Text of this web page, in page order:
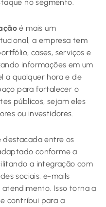
no segmento.
é mais um
a empresa tem
cases, serviços e
informações em um
a qualquer hora e de
para fortalecer o
públicos, sejam eles
ou investidores.
destacada entre os
conforme a
a integração com
sociais, e-mails
Isso torna a
contribui para a